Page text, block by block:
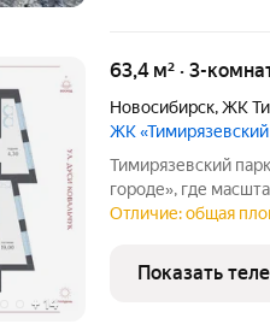
+ 14
63,4 м² · 3-
Новосибирск,ЖК
ЖК
Тимирязевский парк это новое воплощение концепции «город в
городе», где
уникальный баланс
продуманной среде
Отличие: общая
Показать